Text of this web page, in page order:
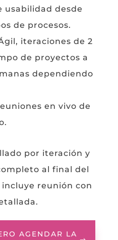
usabilidad desde
de procesos.
iteraciones de 2
de proyectos a
dependiendo
en vivo de
por iteración y
al final del
reunión con
AGENDAR LA